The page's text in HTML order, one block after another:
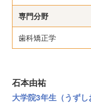
専門分野
歯科矯正学
石本由祐
大学院3年生（うず